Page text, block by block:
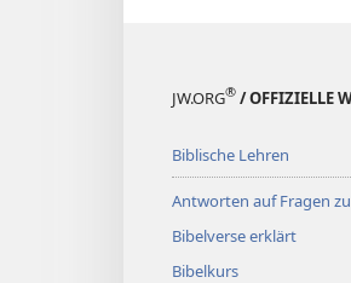
JW.ORG® / OFFIZIELLE
Biblische Lehren
Antworten auf Fragen
Bibelverse erklärt
Bibelkurs